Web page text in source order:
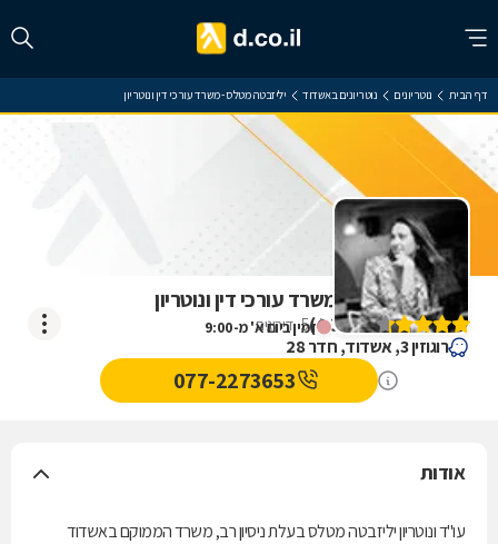
דף הבית נוטריונים נוטריונים באשדוד יליזבטה מטלס - משרד עורכי דין ונוטריון
זמין ביום א' מ-9:00
יליזבטה מטלס - משרד עורכי דין ונוטריון
(
4.3
)
5דירוגים
רוגוזין 3, אשדוד, חדר 28
077-2273653
אודות
עו''ד ונוטריון יליזבטה מטלס בעלת ניסיון רב, משרד הממוקם באשדוד